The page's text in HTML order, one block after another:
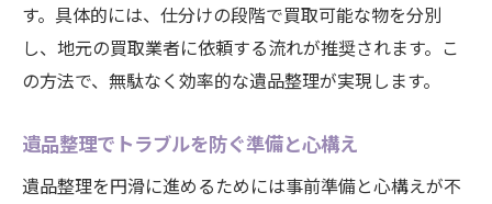
す。具体的には、仕分けの段階で買取可能な物を分別
し、地元の買取業者に依頼する流れが推奨されます。こ
の方法で、無駄なく効率的な遺品整理が実現します。
遺品整理でトラブルを防ぐ準備と心構え
遺品整理を円滑に進めるためには事前準備と心構えが不